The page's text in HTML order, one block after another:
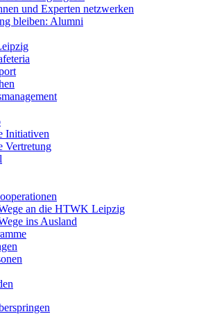
und Experten netzwerken
bleiben: Alumni
Initiativen
Vertretung
an die HTWK Leipzig
ins Ausland